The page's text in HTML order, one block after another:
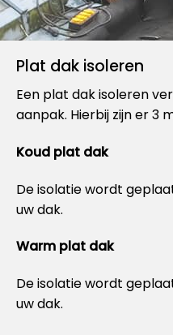
Plat dak isoleren
Een plat dak isoleren
aanpak. Hierbij zijn er 3
Koud plat dak
De isolatie wordt
uw dak.
Warm plat dak
De isolatie wordt
uw dak.